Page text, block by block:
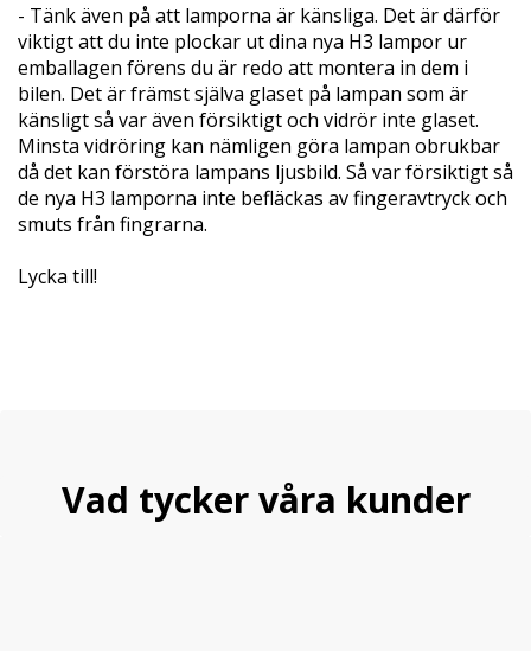
- Tänk även på att lamporna är känsliga. Det är därför
viktigt att du inte plockar ut dina nya H3 lampor ur
emballagen förens du är redo att montera in dem i
bilen. Det är främst själva glaset på lampan som är
känsligt så var även försiktigt och vidrör inte glaset.
Minsta vidröring kan nämligen göra lampan obrukbar
då det kan förstöra lampans ljusbild. Så var försiktigt så
de nya H3 lamporna inte befläckas av fingeravtryck och
smuts från fingrarna.
Lycka till!
Vad tycker våra kunder